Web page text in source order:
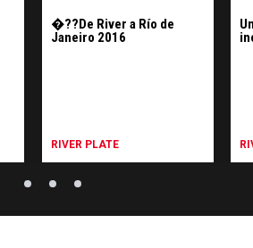
�??De River a Río de
Janeiro 2016
RIVER PLATE